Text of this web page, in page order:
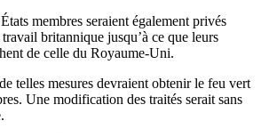
membres seraient également privés
travail britannique jusqu’à ce que leurs
de celle du Royaume-Uni.
telles mesures devraient obtenir le feu vert
Une modification des traités serait sans